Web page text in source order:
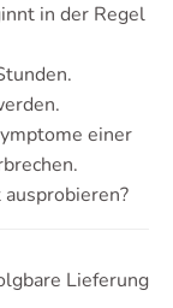
in der Regel
einer
Lieferung